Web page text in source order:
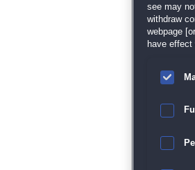
see may
withdraw
webpage
have